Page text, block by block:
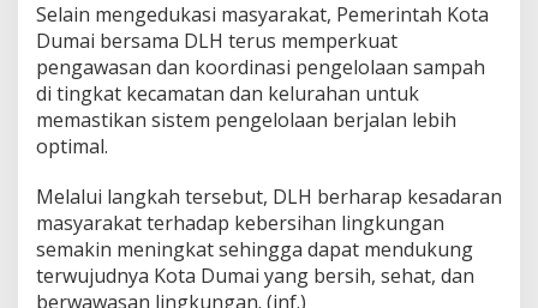
Selain mengedukasi masyarakat, Pemerintah Kota
Dumai bersama DLH terus memperkuat
pengawasan dan koordinasi pengelolaan sampah
di tingkat kecamatan dan kelurahan untuk
memastikan sistem pengelolaan berjalan lebih
optimal.
Melalui langkah tersebut, DLH berharap kesadaran
masyarakat terhadap kebersihan lingkungan
semakin meningkat sehingga dapat mendukung
terwujudnya Kota Dumai yang bersih, sehat, dan
berwawasan lingkungan. (inf.)